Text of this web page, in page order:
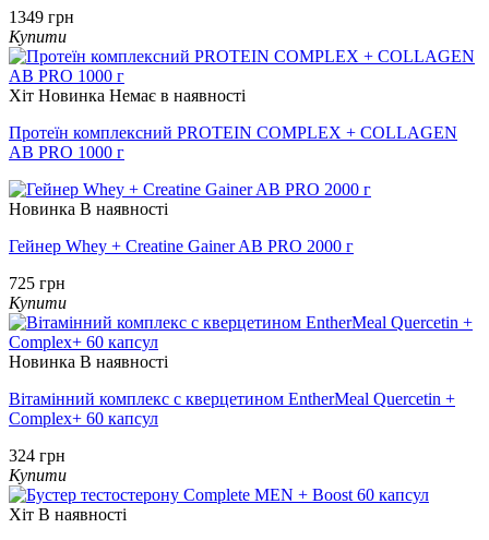
1349 грн
Купити
Хіт Новинка Немає в наявності
Протеїн комплексний PROTEIN COMPLEX + COLLAGEN
AB PRO 1000 г
Новинка В наявності
Гейнер Whey + Creatine Gainer AB PRO 2000 г
725 грн
Купити
Новинка В наявності
Вітамінний комплекс с кверцетином EntherMeal Quercetin +
Complex+ 60 капсул
324 грн
Купити
Хіт В наявності